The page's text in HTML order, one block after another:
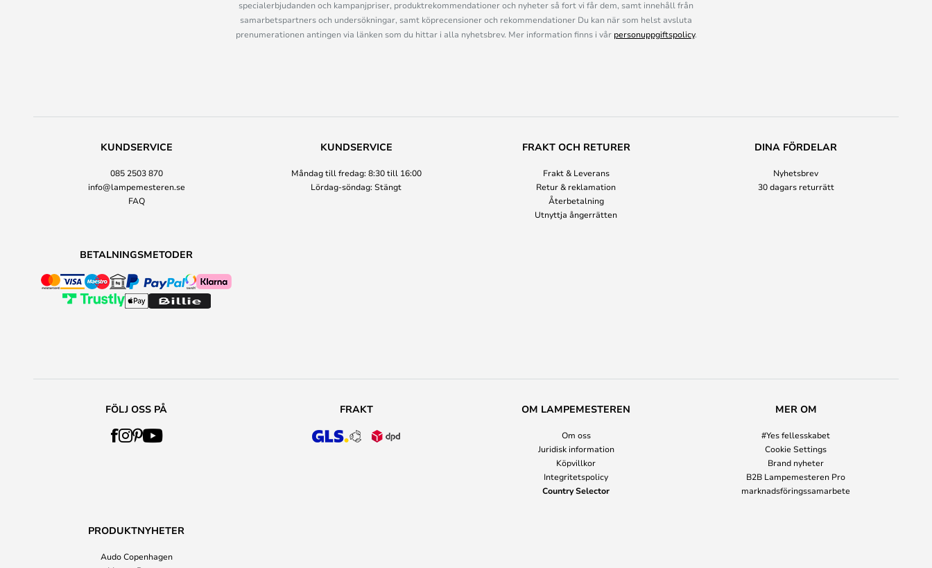
specialerbjudanden och kampanjpriser, produktrekommendationer och nyheter så fort vi får dem, samt innehåll från
samarbetspartners och undersökningar, samt köprecensioner och rekommendationer Du kan när som helst avsluta
prenumerationen antingen via länken som du hittar i alla nyhetsbrev. Mer information finns i vår personuppgiftspolicy.
KUNDSERVICE
085 2503 870
info@lampemesteren.se
FAQ
KUNDSERVICE
Måndag till fredag: 8:30 till 16:00
Lördag-söndag: Stängt
FRAKT OCH RETURER
Frakt & Leverans
Retur & reklamation
Återbetalning
Utnyttja ångerrätten
DINA FÖRDELAR
Nyhetsbrev
30 dagars returrätt
BETALNINGSMETODER
FÖLJ OSS PÅ FRAKT OM LAMPEMESTEREN
Om oss
Juridisk information
Köpvillkor
Integritetspolicy
Country Selector
MER OM
#Yes fellesskabet
Cookie Settings
Brand nyheter
B2B Lampemesteren Pro
marknadsföringssamarbete
PRODUKTNYHETER
Audo Copenhagen